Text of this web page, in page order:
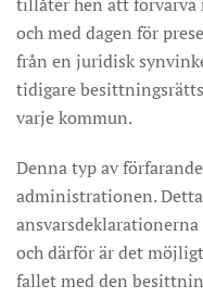
och med dagen för
från en juridisk
tidigare
varje kommun.
Denna typ av
administrationen.
och därför är det
fallet med den